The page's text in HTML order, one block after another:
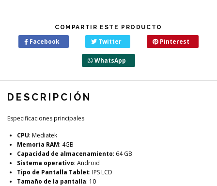
COMPARTIR ESTE PRODUCTO
Facebook Twitter Pinterest
WhatsApp
DESCRIPCIÓN
Especificaciones principales
CPU: Mediatek
Memoria RAM: 4GB
Capacidad de almacenamiento: 64 GB
Sistema operativo: Android
Tipo de Pantalla Tablet: IPS LCD
Tamaño de la pantalla: 10